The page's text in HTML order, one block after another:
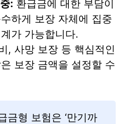
: 환급금에 대한 부담이
하게 보장 자체에 집중
가 가능합니다.
, 사망 보장 등 핵심적인
보장 금액을 설정할 수
금형 보험은 ‘만기까